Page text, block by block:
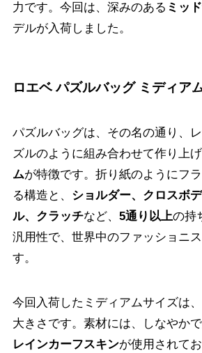
力です。今回は、深みのある ミッ
デルが入荷しました。
ロエベ パズルバッグ ミディア
パズルバッグは、その名の通り、
ズルのように組み合わせて作り上
ムが特徴です。折り紙のようにフ
る構造と、 ショルダー、クロスボ
ル、クラッチなど、 5通り以上の持
汎用性で、世界中のファッショニ
す。
今回入荷したミディアムサイズは
大きさです。素材には、しなやか
レインカーフスキンが使用されて